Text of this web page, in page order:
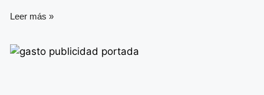
Leer más »